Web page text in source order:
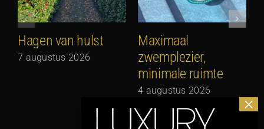
Hagen van hulst
7 augustus 2026
Maximaal
zwemplezier,
minimale ruimte
4 augustus 2026